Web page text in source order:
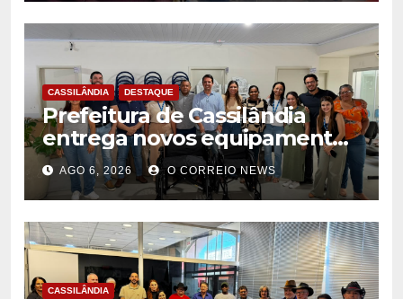
qualidade
CASSILÂNDIA DESTAQUE
Prefeitura de Cassilândia
entrega novos equipamentos
para fortalecer atendimento
na rede municipal de saúde
AGO 6, 2026 O CORREIO NEWS
CASSILÂNDIA